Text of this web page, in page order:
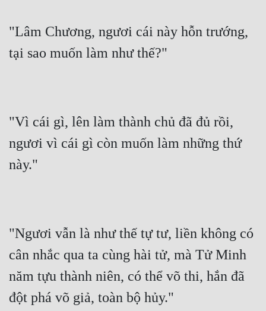
"Lâm Chương, ngươi cái này hỗn trướng,
tại sao muốn làm như thế?"
"Vì cái gì, lên làm thành chủ đã đủ rồi,
ngươi vì cái gì còn muốn làm những thứ
này."
"Ngươi vẫn là như thế tự tư, liền không có
cân nhắc qua ta cùng hài tử, mà Tử Minh
năm tựu thành niên, có thể võ thi, hắn đã
đột phá võ giả, toàn bộ hủy."